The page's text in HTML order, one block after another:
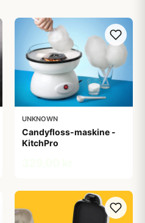
UNKNOWN
Candyfloss-maskine -
KitchPro